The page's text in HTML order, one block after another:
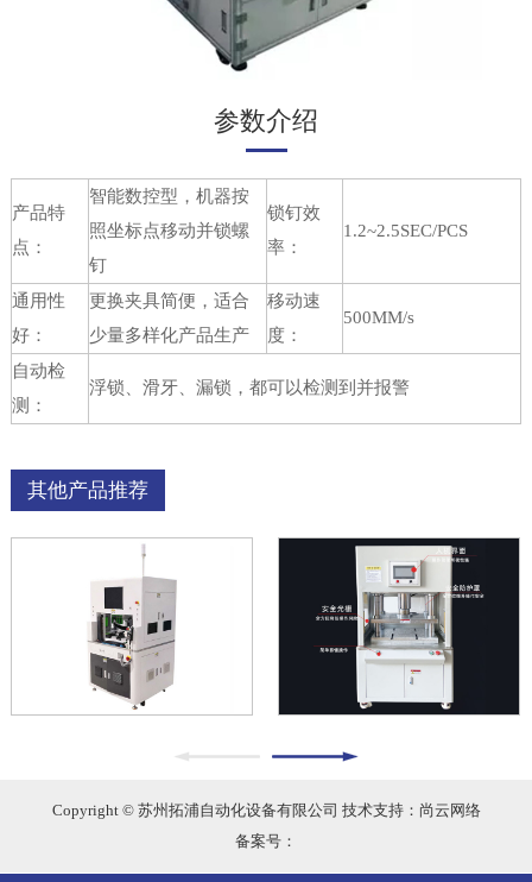
参数介绍
产品特
点：
智能数控型，机器按
照坐标点移动并锁螺
钉
锁钉效
率：
1.2~2.5SEC/PCS
通用性
好：
更换夹具简便，适合
少量多样化产品生产
移动速
度：
500MM/s
自动检
测：
浮锁、滑牙、漏锁，都可以检测到并报警
其他产品推荐
Copyright © 苏州拓浦自动化设备有限公司 技术支持：尚云网络
备案号：